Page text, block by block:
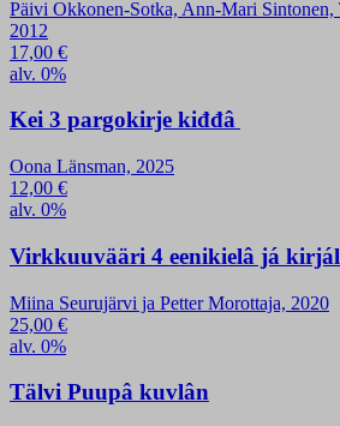
Päivi Okkonen-Sotka, Ann-Mari
2012
17,00 €
alv. 0%
Kei 3 pargokirje kiđđâ
Oona Länsman, 2025
12,00 €
alv. 0%
Virkkuuvääri 4 eenikielâ já
Miina Seurujärvi ja Petter Morottaja, 2020
25,00 €
alv. 0%
Tälvi Puupâ kuvlân